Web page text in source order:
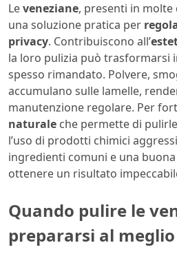
Leveneziane, presenti in
una soluzione pratica per
privacy. Contribuiscono all’
la loro pulizia può trasformarsi
spesso rimandato. Polvere,
accumulano sulle lamelle,
manutenzione regolare. Per
naturale che permette di pulirle
l’uso di prodotti chimici
ingredienti comuni e una
ottenere un risultato
Quando pulire le
prepararsi al meglio